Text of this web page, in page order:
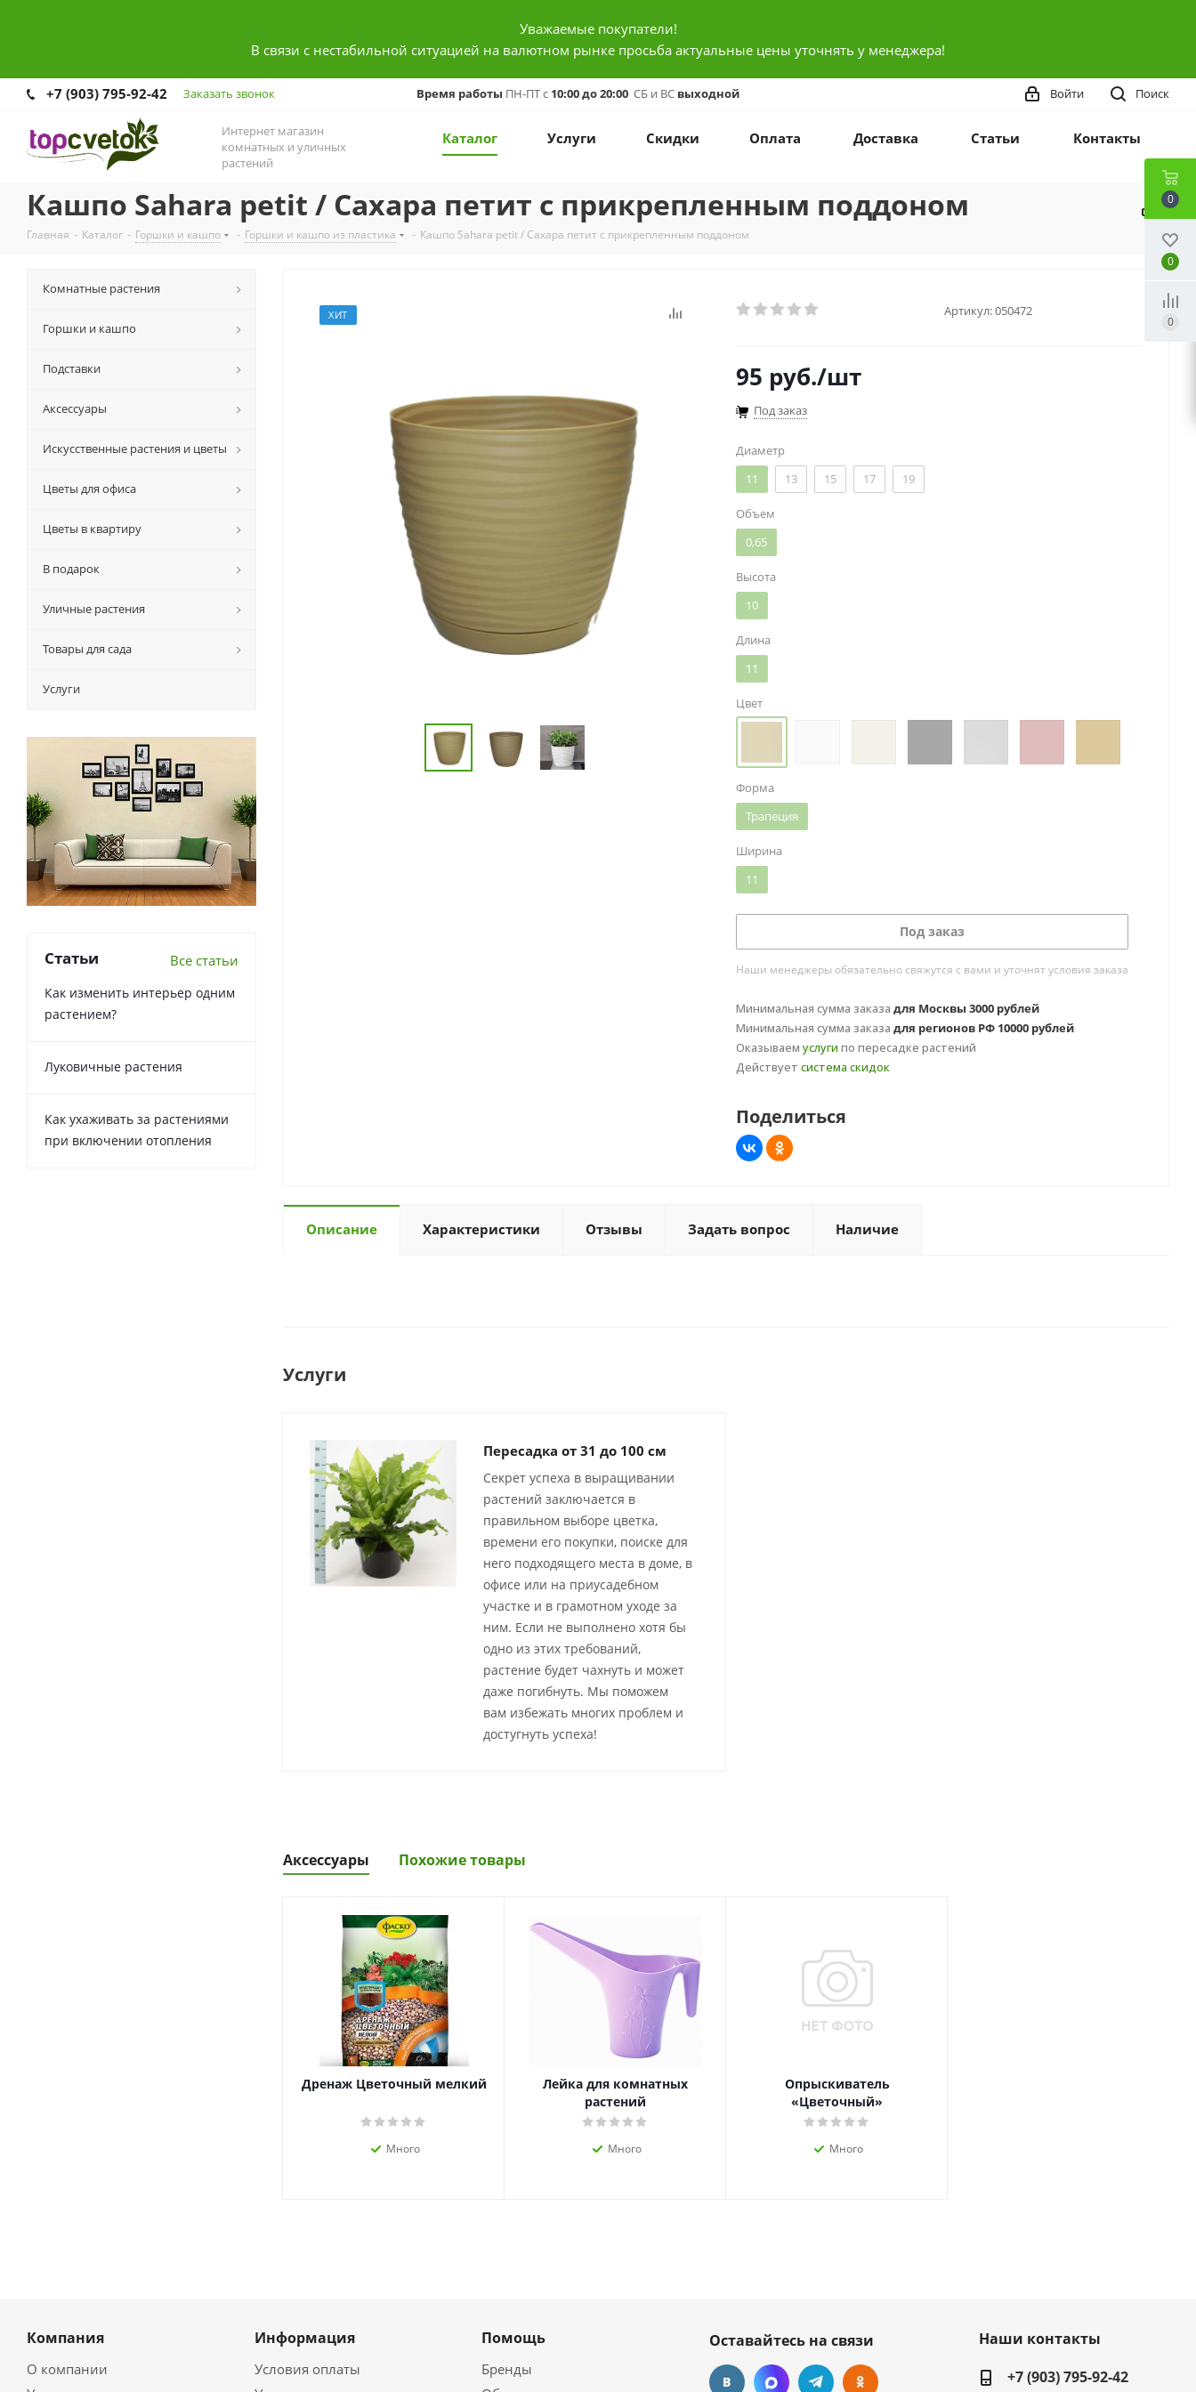
Уважаемые покупатели!
В связи с нестабильной ситуацией на валютном рынке просьба актуальные цены уточнять у менеджера!
+7 (903) 795-92-42 Заказать звонок Время работы ПН-ПТ с 10:00 до 20:00 СБ и ВС выходной Поиск
Войти
Интернет магазин
комнатных и уличных
растений
Каталог Услуги Скидки Оплата Доставка Статьи Контакты
Кашпо Sahara petit / Сахара петит с прикрепленным поддоном
Главная - Каталог - Горшки и кашпо - Горшки и кашпо из пластика - Кашпо Sahara petit / Сахара петит с прикрепленным поддоном
ХИТ Артикул:050472
95 руб./шт
Под заказ
Диаметр
11
13 15 17 19
Объем
0,65
Высота
10
Длина
11
Цвет
Форма
Трапеция
Ширина
11
Под заказ
Наши менеджеры обязательно свяжутся с вами и уточнят условия заказа
Минимальная сумма заказа для Москвы 3000 рублей
Минимальная сумма заказа для регионов РФ 10000 рублей
Оказываем услуги по пересадке растений
Действует система скидок
Поделиться
Описание Характеристики Отзывы Задать вопрос Наличие
Услуги
Пересадка от 31 до 100 см
Секрет успеха в выращивании
растений заключается в
правильном выборе цветка,
времени его покупки, поиске для
него подходящего места в доме, в
офисе или на приусадебном
участке и в грамотном уходе за
ним. Если не выполнено хотя бы
одно из этих требований,
растение будет чахнуть и может
даже погибнуть. Мы поможем
вам избежать многих проблем и
достугнуть успеха!
Аксессуары Похожие товары
Дренаж Цветочный мелкий
Много
Лейка для комнатных
растений
Много
Опрыскиватель
«Цветочный»
Много
Комнатные растения
Горшки и кашпо
Подставки
Аксессуары
Искусственные растения и цветы
Цветы для офиса
Цветы в квартиру
В подарок
Уличные растения
Товары для сада
Услуги
Статьи Все статьи
Как изменить интерьер одним
растением?
Луковичные растения
Как ухаживать за растениями
при включении отопления
Компания
О компании
Информация
Условия оплаты
Помощь
Бренды
Оставайтесь на связи
Наши контакты
+7 (903) 795-92-42
0
0
0